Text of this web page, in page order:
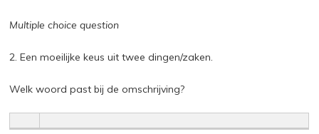
Multiple choice question
2. Een moeilijke keus uit twee dingen/zaken.
Welk woord past bij de omschrijving?